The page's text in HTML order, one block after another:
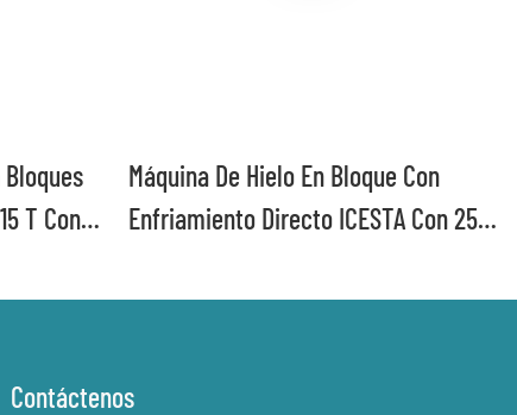
Bloques
T Con
Útil Alta
Máquina De Hielo En Bloque Con
Enfriamiento Directo ICESTA Con 25
Productividad, Larga Vida Útil
Contáctenos